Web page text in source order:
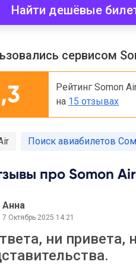
Найти дешёвые
сервисом
Рейтинг Somon
на 15 отзывах
Поиск авиабилетов
про Somon Air
Анна
7 Октябрь 2025 14:21
ни привета,